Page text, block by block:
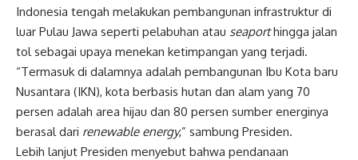
Indonesia tengah melakukan pembangunan infrastruktur di
luar Pulau Jawa seperti pelabuhan atau seaporthingga jalan
tol sebagai upaya menekan ketimpangan yang terjadi.
“Termasuk di dalamnya adalah pembangunan Ibu Kota baru
Nusantara (IKN), kota berbasis hutan dan alam yang 70
persen adalah area hijau dan 80 persen sumber energinya
berasal dari renewable energy,” sambung Presiden.
Lebih lanjut Presiden menyebut bahwa pendanaan